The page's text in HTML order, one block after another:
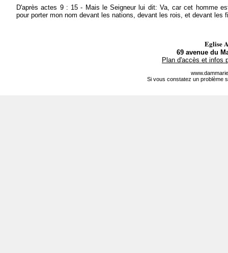
D'après actes 9 : 15 - Mais le Seigneur lui dit: Va, car cet homme
pour porter mon nom devant les nations, devant les rois, et devant les
Eglise
69 avenue du
Plan d'accès et infos
Si vous constatez un problème